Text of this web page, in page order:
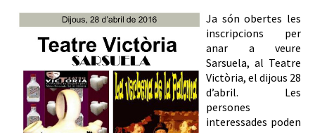
Ja són obertes les
inscripcions per
anar a veure
Sarsuela, al Teatre
Victòria, el dijous 28
d’abril. Les
persones
interessades poden